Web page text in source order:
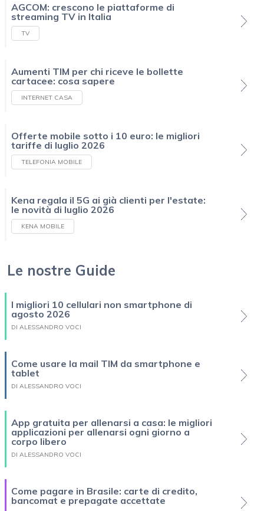
AGCOM: crescono le piattaforme di
streaming TV in Italia
TV
Aumenti TIM per chi riceve le bollette
cartacee: cosa sapere
INTERNET CASA
Offerte mobile sotto i 10 euro: le migliori
tariffe di luglio 2026
TELEFONIA MOBILE
Kena regala il 5G ai già clienti per l'estate:
le novità di luglio 2026
KENA MOBILE
Le nostre Guide
I migliori 10 cellulari non smartphone di
agosto 2026
DI ALESSANDRO VOCI
Come usare la mail TIM da smartphone e
tablet
DI ALESSANDRO VOCI
App gratuita per allenarsi a casa: le migliori
applicazioni per allenarsi ogni giorno a
corpo libero
DI ALESSANDRO VOCI
Come pagare in Brasile: carte di credito,
bancomat e prepagate accettate